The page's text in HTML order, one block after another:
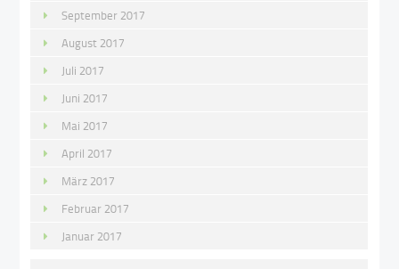
September 2017
August 2017
Juli 2017
Juni 2017
Mai 2017
April 2017
März 2017
Februar 2017
Januar 2017